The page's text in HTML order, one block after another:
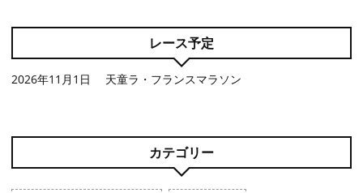
レース予定
2026年11月1日 天童ラ・フランスマラソン
カテゴリー